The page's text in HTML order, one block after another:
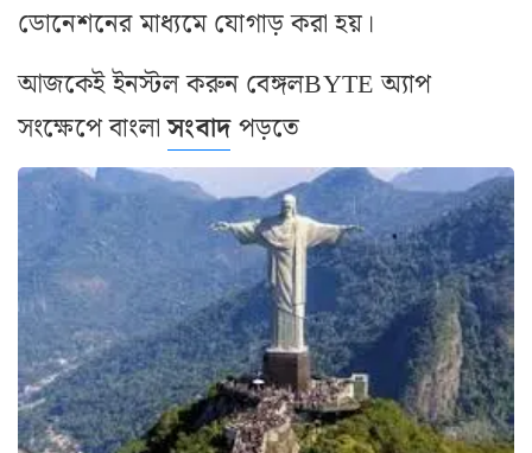
ডোনেশনের মাধ্যমে যোগাড় করা হয়।
আজকেই ইনস্টল করুন বেঙ্গলBYTE অ্যাপ
সংক্ষেপে বাংলাসংবাদপড়তে